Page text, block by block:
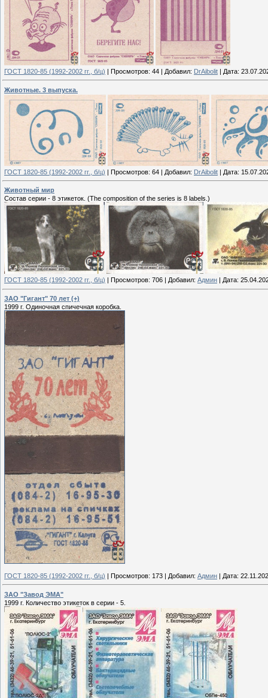
ГОСТ 1820-85 (1992-2002 гг., б/ц) | Просмотров: 44 | Добавил: DrAibolit | Дата:
Животные. 3 выпуска.
ГОСТ 1820-85 (1992-2002 гг., б/ц) | Просмотров: 64 | Добавил: DrAibolit | Дата:
Животный мир
Состав серии - 8 этикеток. (The composition of the series is 8 labels.)
ГОСТ 1820-85 (1992-2002 гг., б/ц) Просмотров: 706 Добавил: Админ Дата:
ЗАО "Гигант" 70 лет (+)
1999 г. Одиночная спичечная коробка.
ГОСТ 1820-85 (1992-2002 гг., б/ц) | Просмотров: 173 | Добавил: Админ | Дата:
ЗАО "Завод ЭМА"
1999 г. Количество этикеток в серии - 5.